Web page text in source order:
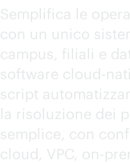
Semplifica le
con un unico
campus, filiali e
software cloud-
script
la risoluzione dei
semplice, con
cloud, VPC, on-